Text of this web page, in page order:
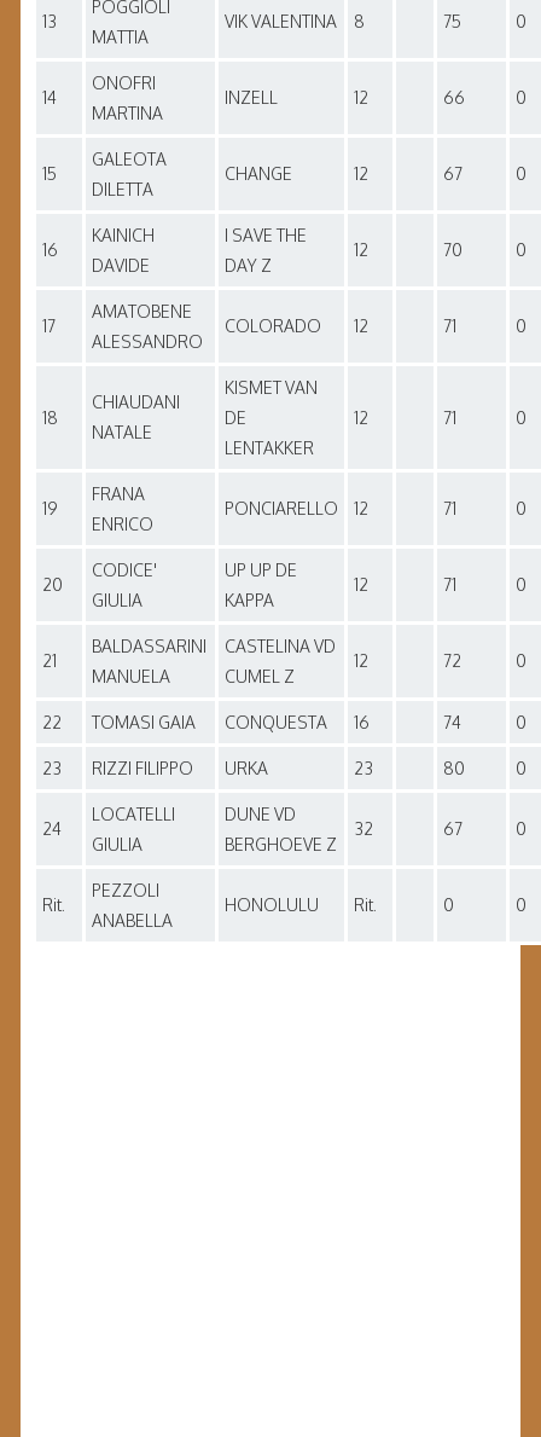
13
POGGIOLI
MATTIA
VIK VALENTINA 8 75 0
14
ONOFRI
MARTINA
INZELL 12 66 0
15
GALEOTA
DILETTA
CHANGE 12 67 0
16
KAINICH
DAVIDE
I SAVE THE
DAY Z
12 70 0
17
AMATOBENE
ALESSANDRO
COLORADO 12 71 0
18
CHIAUDANI
NATALE
KISMET VAN
DE
LENTAKKER
12 71 0
19
FRANA
ENRICO
PONCIARELLO 12 71 0
20
CODICE'
GIULIA
UP UP DE
KAPPA
12 71 0
21
BALDASSARINI
MANUELA
CASTELINA VD
CUMEL Z
12 72 0
22 TOMASI GAIA CONQUESTA 16 74 0
23 RIZZI FILIPPO URKA 23 80 0
24
LOCATELLI
GIULIA
DUNE VD
BERGHOEVE Z
32 67 0
Rit.
PEZZOLI
ANABELLA
HONOLULU Rit. 0 0